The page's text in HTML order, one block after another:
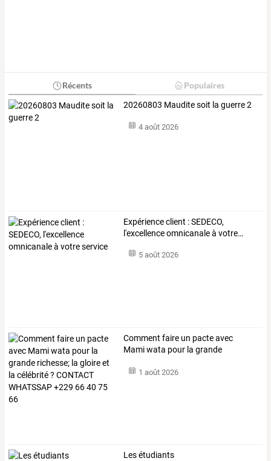
Récents Populaires
20260803 Maudite soit la guerre 2
4 août 2026
Expérienceclient :SEDECO,
l'excellenceomnicanaleà votre…
5 août 2026
Comment faire un pacteavec
Mamiwata pour la grande
1 août 2026
Les étudiants